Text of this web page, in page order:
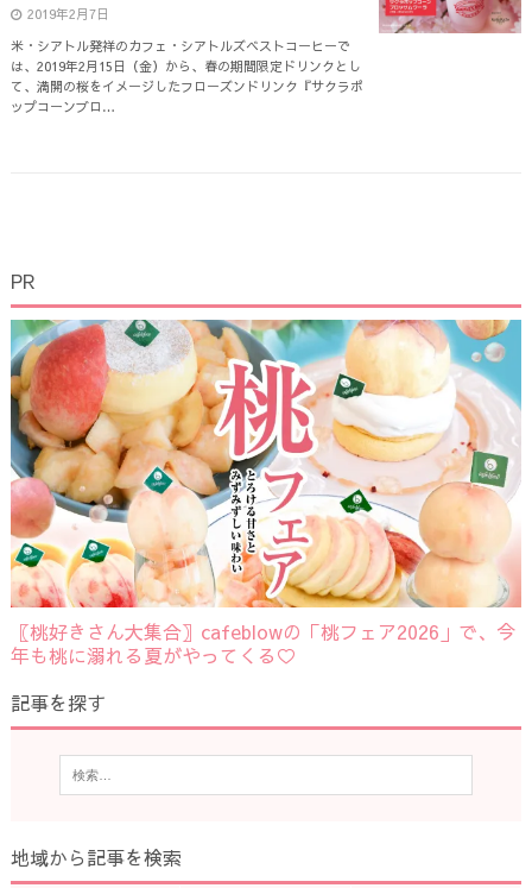
2019年2月7日
米・シアトル発祥のカフェ・シアトルズベストコーヒーで
は、2019年2月15日（金）から、春の期間限定ドリンクとし
て、満開の桜をイメージしたフローズンドリンク『サクラポ
ップコーンブロ…
PR
〖桃好きさん大集合〗cafeblowの「桃フェア2026」で、今
年も桃に溺れる夏がやってくる♡
記事を探す
地域から記事を検索